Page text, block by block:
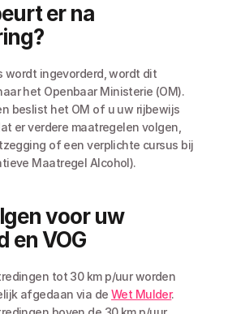
er na
wordt ingevorderd, wordt dit
het Openbaar Ministerie (OM).
beslist het OM of u uw rijbewijs
er verdere maatregelen volgen,
of een verplichte cursus bij
Maatregel Alcohol).
voor uw
en VOG
tot 30 km p/uur worden
afgedaan via de Wet Mulder.